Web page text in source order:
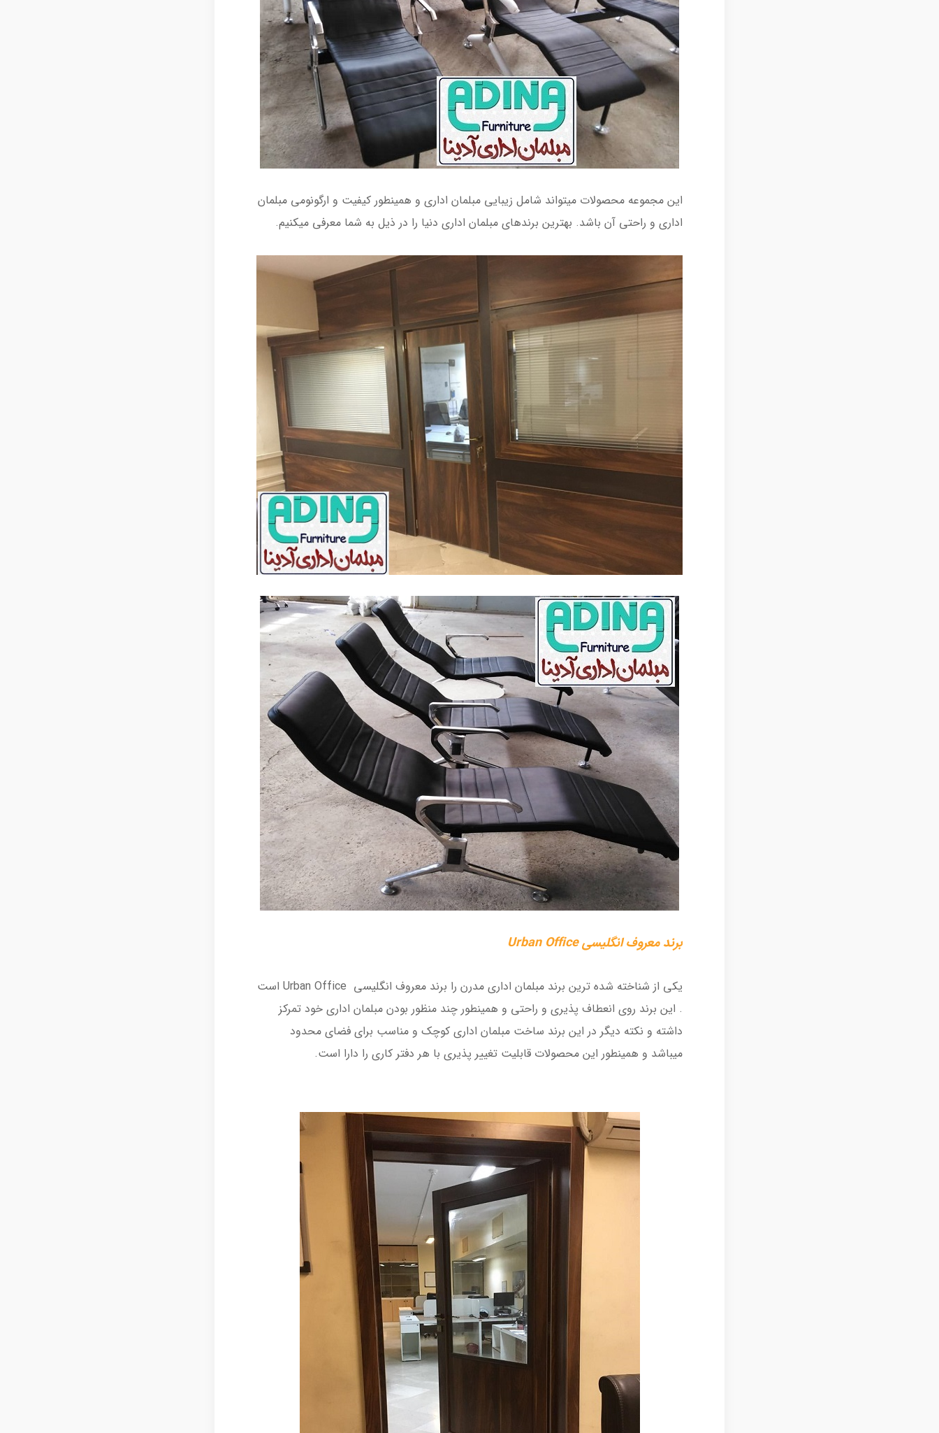
این مجموعه محصولات میتواند شامل زیبایی مبلمان اداری و همینطور کیفیت و ارگونومی مبلمان
اداری و راحتی آن باشد. بهترین برندهای مبلمان اداری دنیا را در ذیل به شما معرفی میکنیم.
برند معروف انگلیسی Urban Office
یکی از شناخته شده ترین برند مبلمان اداری مدرن را برند معروف انگلیسی Urban Office است
. این برند روی انعطاف پذیری و راحتی و همینطور چند منظور بودن مبلمان اداری خود تمرکز
داشته و نکته دیگر در این برند ساخت مبلمان اداری کوچک و مناسب برای فضای محدود
میباشد و همینطور این محصولات قابلیت تغییر پذیری با هر دفتر کاری را دارا است.